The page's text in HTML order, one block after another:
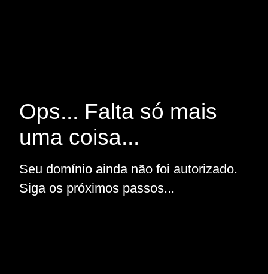
Ops... Falta só mais
uma coisa...
Seu domínio ainda não foi autorizado.
Siga os próximos passos...